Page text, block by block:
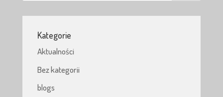
Kategorie
Aktualności
Bez kategorii
blogs